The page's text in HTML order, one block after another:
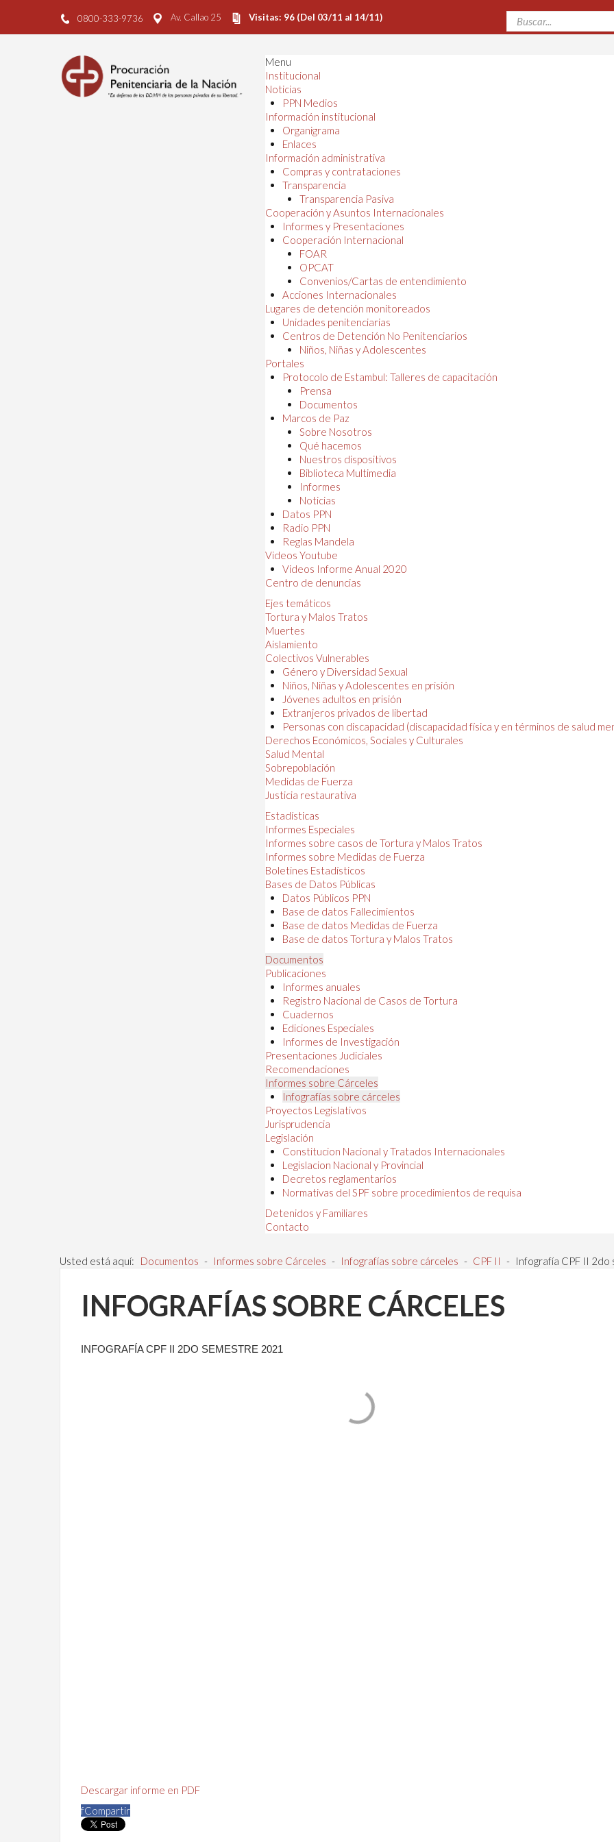
0800-333-9736 Av. Callao 25 Visitas: 96 (Del 03/11 al 14/11)
Menu
Institucional
Noticias
PPN Medios
Información institucional
Organigrama
Enlaces
Información administrativa
Compras y contrataciones
Transparencia
Transparencia Pasiva
Cooperación y Asuntos Internacionales
Informes y Presentaciones
Cooperación Internacional
FOAR
OPCAT
Convenios/Cartas de entendimiento
Acciones Internacionales
Lugares de detención monitoreados
Unidades penitenciarias
Centros de Detención No Penitenciarios
Niños, Niñas y Adolescentes
Portales
Protocolo de Estambul: Talleres de capacitación
Prensa
Documentos
Marcos de Paz
Sobre Nosotros
Qué hacemos
Nuestros dispositivos
Biblioteca Multimedia
Informes
Noticias
Datos PPN
Radio PPN
Reglas Mandela
Videos Youtube
Videos Informe Anual 2020
Centro de denuncias
Ejes temáticos
Tortura y Malos Tratos
Muertes
Aislamiento
Colectivos Vulnerables
Género y Diversidad Sexual
Niños, Niñas y Adolescentes en prisión
Jóvenes adultos en prisión
Extranjeros privados de libertad
Personas con discapacidad (discapacidad física y en términos de salud
Derechos Económicos, Sociales y Culturales
Salud Mental
Sobrepoblación
Medidas de Fuerza
Justicia restaurativa
Estadísticas
Informes Especiales
Informes sobre casos de Tortura y Malos Tratos
Informes sobre Medidas de Fuerza
Boletines Estadísticos
Bases de Datos Públicas
Datos Públicos PPN
Base de datos Fallecimientos
Base de datos Medidas de Fuerza
Base de datos Tortura y Malos Tratos
Documentos
Publicaciones
Informes anuales
Registro Nacional de Casos de Tortura
Cuadernos
Ediciones Especiales
Informes de Investigación
Presentaciones Judiciales
Recomendaciones
Informes sobre Cárceles
Infografías sobre cárceles
Proyectos Legislativos
Jurisprudencia
Legislación
Constitucion Nacional y Tratados Internacionales
Legislacion Nacional y Provincial
Decretos reglamentarios
Normativas del SPF sobre procedimientos de requisa
Detenidos y Familiares
Contacto
Usted está aquí: Documentos - Informes sobre Cárceles - Infografías sobre cárceles - CPF II - Infografía CPF II
INFOGRAFÍAS SOBRE CÁRCELES
INFOGRAFÍA CPF II 2DO SEMESTRE 2021
Descargar informe en PDF
fCompartir